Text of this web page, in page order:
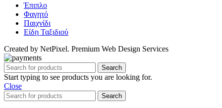
Έπιπλο
Φαγητό
Παιχνίδι
Είδη Ταξιδιού
Created by NetPixel. Premium Web Design Services
Search
Start typing to see products you are looking for.
Close
Search